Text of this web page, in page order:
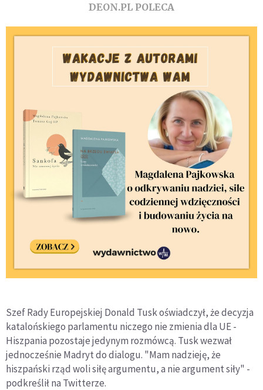
DEON.PL POLECA
Szef Rady Europejskiej Donald Tusk oświadczył, że decyzja
katalońskiego parlamentu niczego nie zmienia dla UE -
Hiszpania pozostaje jedynym rozmówcą. Tusk wezwał
jednocześnie Madryt do dialogu. "Mam nadzieję, że
hiszpański rząd woli siłę argumentu, a nie argument siły" -
podkreślił na Twitterze.